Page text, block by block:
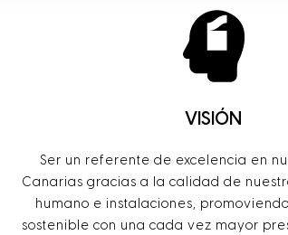
VISIÓN
Ser un referente de excelencia en
Canarias gracias a la calidad de
humano e instalaciones,
sostenible con una cada vez mayor